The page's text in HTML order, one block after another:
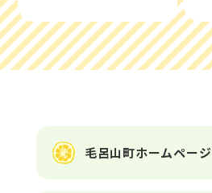
毛呂山町ホームページ